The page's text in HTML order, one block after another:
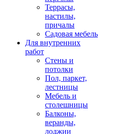
Террасы,
настилы,
причалы
Садовая мебель
Для внутренних
работ
Стены и
потолки
Пол, паркет,
лестницы
Мебель и
столешницы
Балконы,
веранды,
лоджии